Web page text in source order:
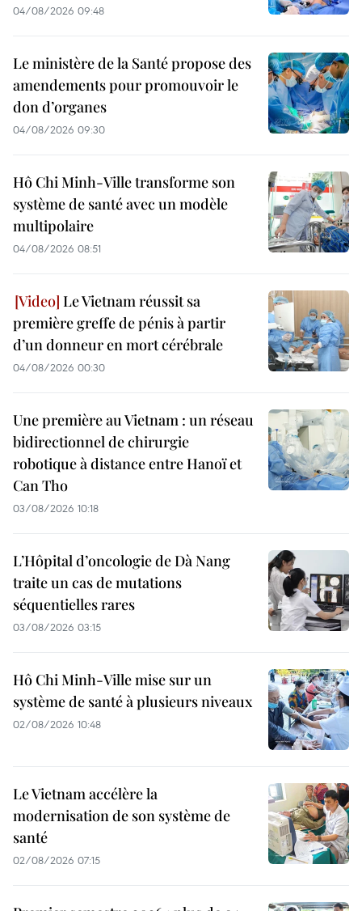
04/08/2026 09:48
Le ministère de la Santé propose des
amendements pour promouvoir le
don d’organes
04/08/2026 09:30
Hô Chi Minh-Ville transforme son
système de santé avec un modèle
multipolaire
04/08/2026 08:51
Le Vietnam réussit sa
première greffe de pénis à partir
d’un donneur en mort cérébrale
04/08/2026 00:30
Une première au Vietnam : un réseau
bidirectionnel de chirurgie
robotique à distance entre Hanoï et
Can Tho
03/08/2026 10:18
L’Hôpital d’oncologie de Dà Nang
traite un cas de mutations
séquentielles rares
03/08/2026 03:15
Hô Chi Minh-Ville mise sur un
système de santé à plusieurs niveaux
02/08/2026 10:48
Le Vietnam accélère la
modernisation de son système de
santé
02/08/2026 07:15